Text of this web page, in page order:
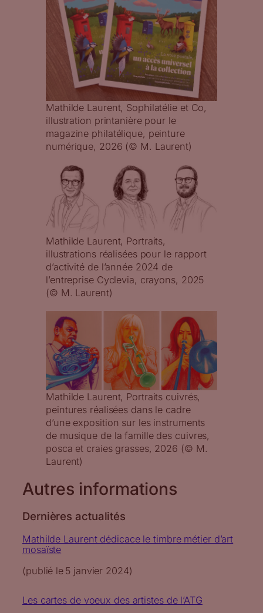
Mathilde Laurent, Sophilatélie et Co,
illustration printanière pour le
magazine philatélique, peinture
numérique, 2026 (© M. Laurent)
Mathilde Laurent, Portraits,
illustrations réalisées pour le rapport
d’activité de l’année 2024 de
l’entreprise Cyclevia, crayons, 2025
(© M. Laurent)
Mathilde Laurent, Portraits cuivrés,
peintures réalisées dans le cadre
d’une exposition sur les instruments
de musique de la famille des cuivres,
posca et craies grasses, 2026 (© M.
Laurent)
Autres informations
Dernières actualités
Mathilde Laurent dédicace le timbre métier d’art
mosaïste
(publié le 5 janvier 2024)
Les cartes de voeux des artistes de l’ATG